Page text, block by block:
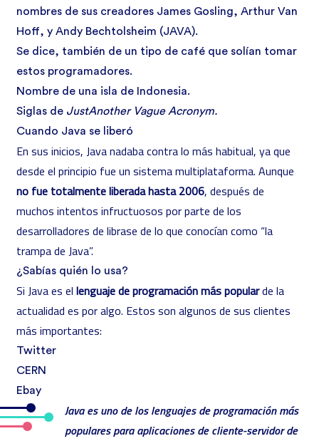
nombres de sus creadores James Gosling, Arthur Van
Hoff, y Andy Bechtolsheim (JAVA).
Se dice, también de un tipo de café que solían tomar
estos programadores.
Nombre de una isla de Indonesia.
Siglas de JustAnother Vague Acronym.
Cuando Java se liberó
En sus inicios, Java nadaba contra lo más habitual, ya que
desde el principio fue un sistema multiplataforma. Aunque
no fue totalmente liberada hasta 2006, después de
muchos intentos infructuosos por parte de los
desarrolladores de librase de lo que conocían como “la
trampa de Java”.
¿Sabías quién lo usa?
Si Java es el lenguaje de programación más popularde la
actualidad es por algo. Estos son algunos de sus clientes
más importantes:
Twitter
CERN
Ebay
Java es uno de los lenguajes de programación más
populares para aplicaciones de cliente-servidor de